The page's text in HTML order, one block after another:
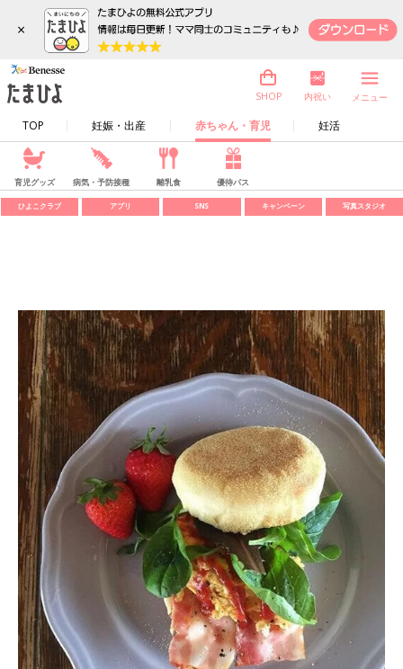
×
TOP 妊娠・出産 赤ちゃん・育児 妊活
SHOP 内祝い メニュー
育児グッズ 病気・予防接種 離乳食 優待パス
ひよこクラブ アプリ SNS キャンペーン 写真スタジオ